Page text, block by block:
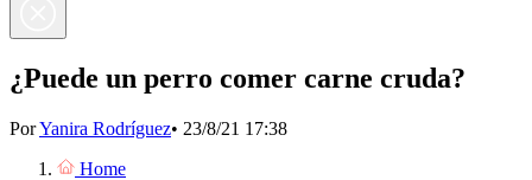
¿Puede un perro comer carne cruda?
PorYanira Rodríguez• 23/8/21 17:38
Home